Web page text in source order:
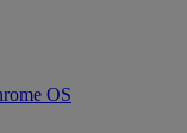
OS